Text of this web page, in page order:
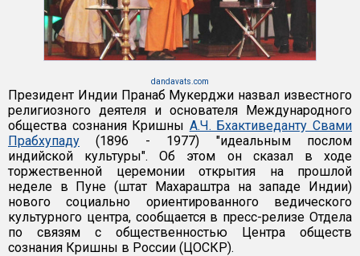
dandavats.com
Президент Индии Пранаб Мукерджи назвал известного
религиозного деятеля и основателя Международного
общества сознания Кришны А.Ч. Бхактиведанту Свами
Прабхупаду (1896 - 1977) "идеальным послом
индийской культуры". Об этом он сказал в ходе
торжественной церемонии открытия на прошлой
неделе в Пуне (штат Махараштра на западе Индии)
нового социально ориентированного ведического
культурного центра, сообщается в пресс-релизе Отдела
по связям с общественностью Центра обществ
сознания Кришны в России (ЦОСКР).